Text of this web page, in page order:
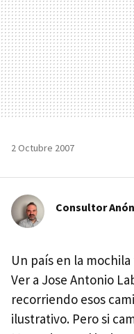
2 Octubre 2007
Consultor
Un país en la
Ver a Jose Antonio
recorriendo esos
ilustrativo. Pero si